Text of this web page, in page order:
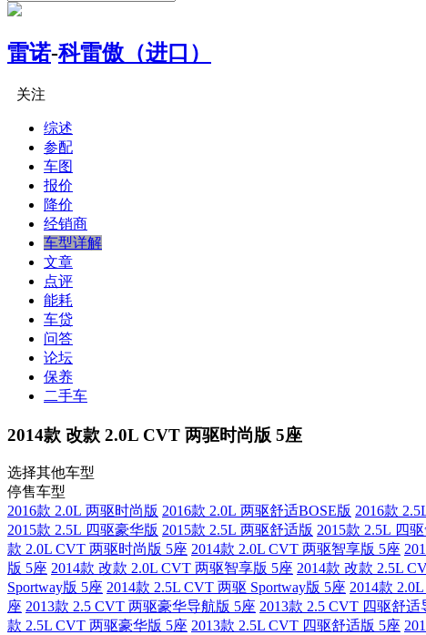
雷诺-科雷傲（进口）
关注
综述
参配
车图
报价
降价
经销商
车型详解
文章
点评
能耗
车贷
问答
论坛
保养
二手车
2014款 改款 2.0L CVT 两驱时尚版 5座
选择其他车型
停售车型
2016款 2.0L 两驱时尚版 2016款 2.0L 两驱舒适BOSE版 2016款
2015款 2.5L 四驱豪华版 2015款 2.5L 两驱舒适版 2015款 2.5L 四
款 2.0L CVT 两驱时尚版 5座 2014款 2.0L CVT 两驱智享版 5座
版 5座 2014款 改款 2.0L CVT 两驱智享版 5座 2014款 改款 2.5L
Sportway版 5座 2014款 2.5L CVT 两驱 Sportway版 5座 2014款
座 2013款 2.5 CVT 两驱豪华导航版 5座 2013款 2.5 CVT 四驱舒适
款 2.5L CVT 两驱豪华版 5座 2013款 2.5L CVT 四驱舒适版 5座